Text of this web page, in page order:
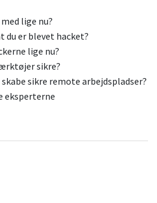
lige nu?
du er blevet hacket?
lige nu?
sikre?
sikre remote arbejdspladser?
eksperterne